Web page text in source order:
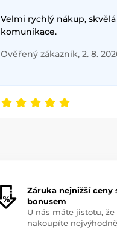
Velmi rychlý nákup, skvělá
komunikace.
Ověřený zákazník, 2. 8.
Záruka nejnižší ceny
bonusem
U nás máte jistotu, že
nakoupíte